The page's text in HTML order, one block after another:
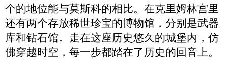
个的地位能与莫斯科的相比。在克里姆林宫里
还有两个存放稀世珍宝的博物馆，分别是武器
库和钻石馆。走在这座历史悠久的城堡内，仿
佛穿越时空，每一步都踏在了历史的回音上。